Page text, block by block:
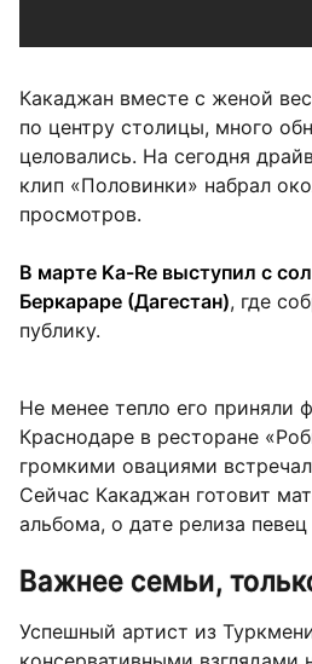
Какаджан вместе с женой
по центру столицы, много
целовались. На сегодня
клип «Половинки» набрал
просмотров.
В марте Ka-Re выступил с
Беркараре (Дагестан), где
публику.
Не менее тепло его приняли
Краснодаре в ресторане
громкими овациями
Сейчас Какаджан готовит
альбома, о дате релиза
Важнее семьи,
Успешный артист из